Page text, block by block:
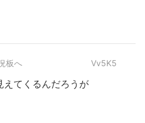
板へ Vv5K5
えてくるんだろうが